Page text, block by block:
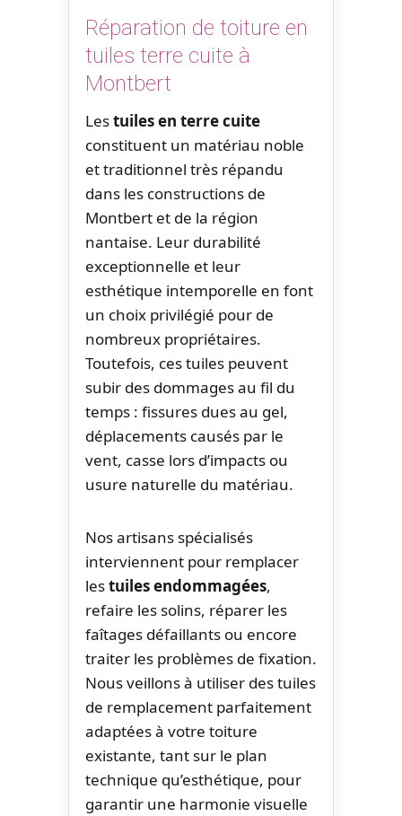
Réparation de toiture en
tuiles terre cuite à
Montbert
Lestuiles en terre cuite
constituent un matériau noble
et traditionnel très répandu
dans les constructions de
Montbert et de la région
nantaise. Leur durabilité
exceptionnelle et leur
esthétique intemporelle en font
un choix privilégié pour de
nombreux propriétaires.
Toutefois, ces tuiles peuvent
subir des dommages au fil du
temps : fissures dues au gel,
déplacements causés par le
vent, casse lors d’impacts ou
usure naturelle du matériau.
Nos artisans spécialisés
interviennent pour remplacer
lestuiles endommagées,
refaire les solins, réparer les
faîtages défaillants ou encore
traiter les problèmes de fixation.
Nous veillons à utiliser des tuiles
de remplacement parfaitement
adaptées à votre toiture
existante, tant sur le plan
technique qu’esthétique, pour
garantir une harmonie visuelle